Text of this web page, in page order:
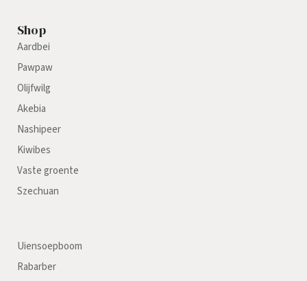
Shop
Aardbei
Pawpaw
Olijfwilg
Akebia
Nashipeer
Kiwibes
Vaste groente
Szechuan
Uiensoepboom
Rabarber